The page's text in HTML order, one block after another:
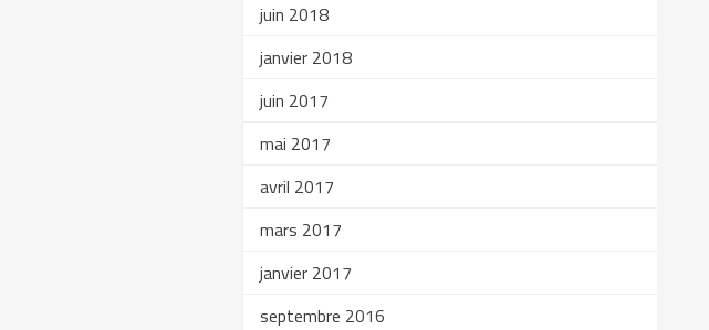
juin 2018
janvier 2018
juin 2017
mai 2017
avril 2017
mars 2017
janvier 2017
septembre 2016